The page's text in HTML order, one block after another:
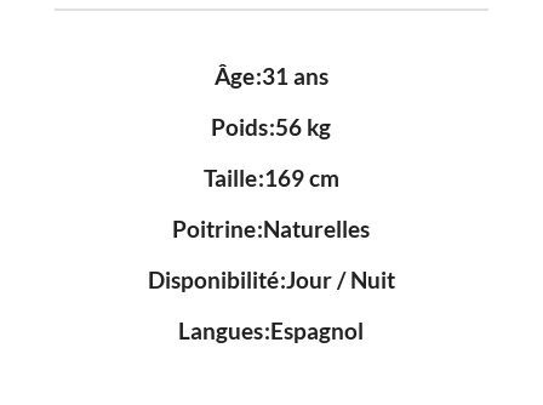
Âge 31 ans
Poids 56 kg
Taille 169 cm
Poitrine Naturelles
Disponibilité Jour / Nuit
Langues Espagnol